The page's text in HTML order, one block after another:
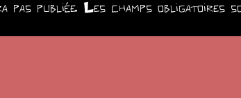
pas publiée. Les champs obligatoires